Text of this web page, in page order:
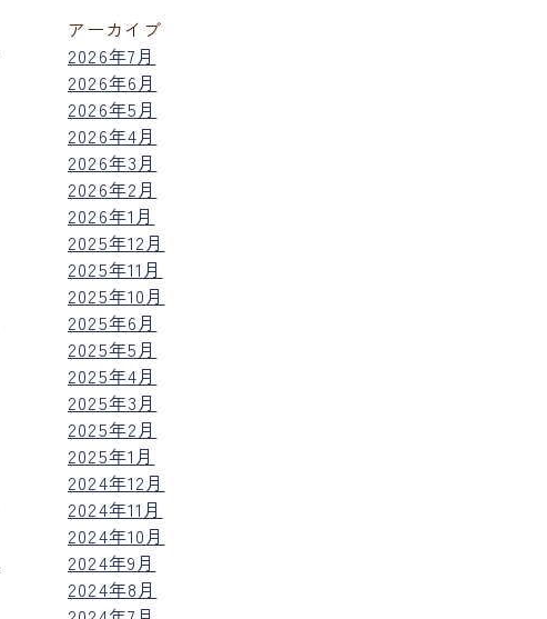
アーカイブ
2026年7月
2026年6月
2026年5月
2026年4月
2026年3月
2026年2月
2026年1月
2025年12月
2025年11月
2025年10月
2025年6月
2025年5月
2025年4月
2025年3月
2025年2月
2025年1月
2024年12月
2024年11月
2024年10月
2024年9月
2024年8月